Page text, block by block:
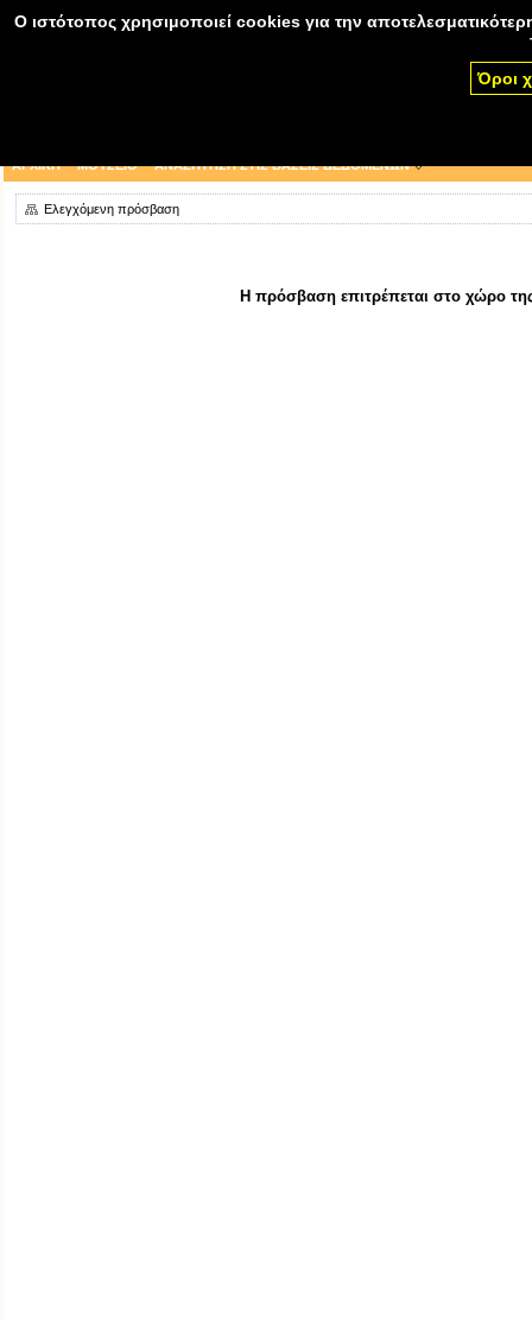
ΑΡΧΙΚΗ ΜΟΥΣΕΙΟ ΑΝΑΖΗΤΗΣΗ ΣΤΙΣ ΒΑΣΕΙΣ ΔΕΔΟΜΕΝΩΝ
Ελεγχόμενη πρόσβαση
Η πρόσβαση επιτρέπεται στο χώρο
Ο ιστότοπος χρησιμοποιεί cookies για την
Όροι